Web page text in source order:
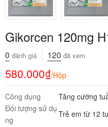
Gikorcen 120mg
0 đánh giá 120 đã xem
580.000₫/Hộp
Công dụng
Tăng cường
Đối tượng sử dụ
ng
Trẻ em từ 12